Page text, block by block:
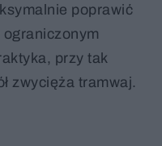
poprawić
przy tak
zwycięża tramwaj.